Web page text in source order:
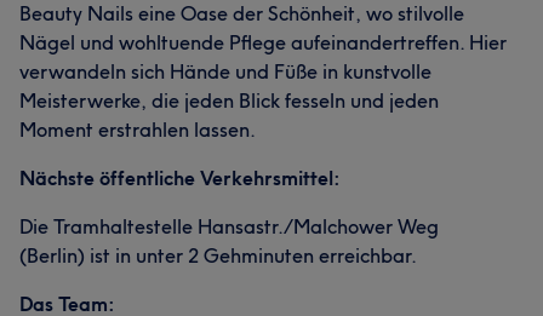
Beauty Nails eine Oase der Schönheit, wo stilvolle
Nägel und wohltuende Pflege aufeinandertreffen. Hier
verwandeln sich Hände und Füße in kunstvolle
Meisterwerke, die jeden Blick fesseln und jeden
Moment erstrahlen lassen.
Nächste öffentliche Verkehrsmittel:
Die Tramhaltestelle Hansastr./Malchower Weg
(Berlin) ist in unter 2 Gehminuten erreichbar.
Das Team: